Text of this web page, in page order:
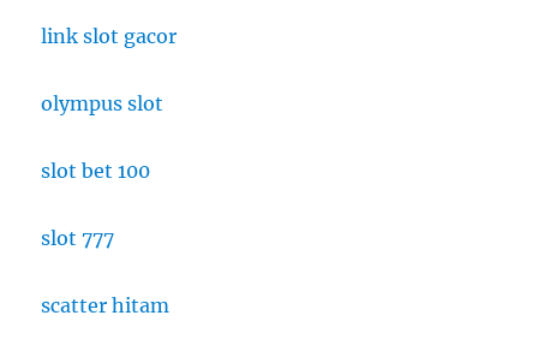
link slot gacor
olympus slot
slot bet 100
slot 777
scatter hitam